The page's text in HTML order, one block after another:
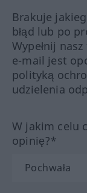
Brakuje
błąd lub po
Wypełnij
e-mail jest
polityką
udzielenia
W jakim celu
opinię?*